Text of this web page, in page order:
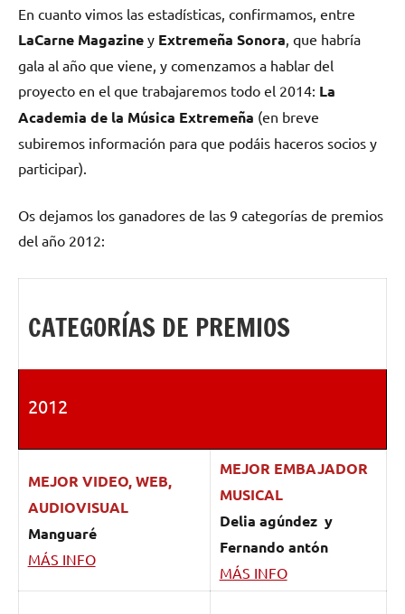
En cuanto vimos las estadísticas, confirmamos, entre
LaCarne Magazine y Extremeña Sonora , que habría
gala al año que viene, y comenzamos a hablar del
proyecto en el que trabajaremos todo el 2014: La
Academia de la Música Extremeña (en breve
subiremos información para que podáis haceros socios y
participar).
Os dejamos los ganadores de las 9 categorías de premios
del año 2012:
CATEGORÍAS DE PREMIOS
2012
MEJOR VIDEO, WEB,
AUDIOVISUAL
Manguaré
MÁS INFO
MEJOR EMBAJADOR
MUSICAL
Delia agúndez y
Fernando antón
MÁS INFO